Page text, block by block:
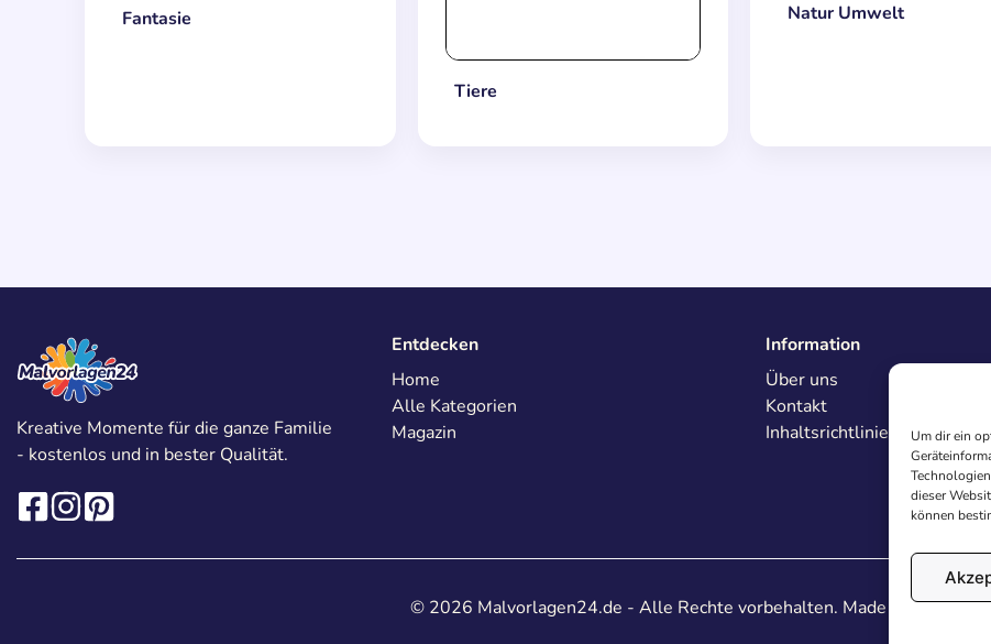
Um dir ein
dieser
können
Fantasie
Tiere
Natur Umwelt
Kreative Momente für die ganze Familie
- kostenlos und in bester Qualität.
Entdecken
Home
Alle Kategorien
Magazin
Information
Über uns
Kontakt
Inhaltsrichtlinien
© 2026 Malvorlagen24.de - Alle Rechte vorbehalten. Made with♥in